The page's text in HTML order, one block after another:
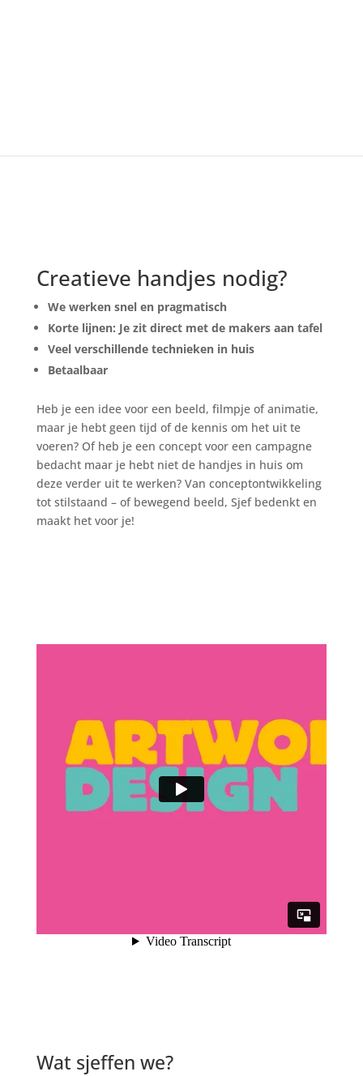
Creatieve handjes nodig?
We werken snel en pragmatisch
Korte lijnen: Je zit direct met de makers aan tafel
Veel verschillende technieken in huis
Betaalbaar
Heb je een idee voor een beeld, filmpje of animatie,
maar je hebt geen tijd of de kennis om het uit te
voeren? Of heb je een concept voor een campagne
bedacht maar je hebt niet de handjes in huis om
deze verder uit te werken? Van conceptontwikkeling
tot stilstaand – of bewegend beeld, Sjef bedenkt en
maakt het voor je!
Wat sjeffen we?